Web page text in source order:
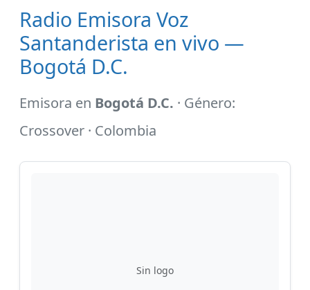
Radio Emisora Voz
Santanderista en vivo —
Bogotá D.C.
Emisora en Bogotá D.C. · Género:
Crossover · Colombia
Sin logo